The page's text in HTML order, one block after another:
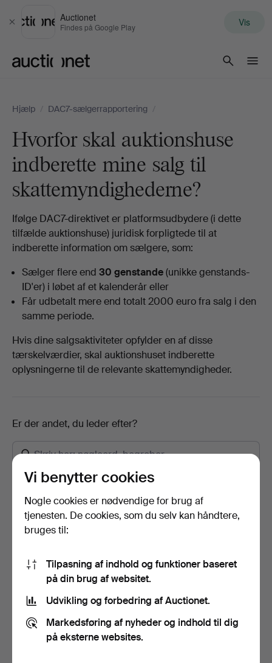
Luk
Auctionet
Findes på Google Play Vis
Hjælp / DAC7-sælgerrapportering /
Hvorfor skal auktionshuse
indberette mine salg til
skattemyndighederne?
Ifølge DAC7-direktivet er platformsudbydere (i dette
tilfælde auktionshuse) juridisk forpligtede til at
indberette information om sælgere, som:
Sælger flere end 30 genstande(unikke genstands-
ID'er) i løbet af et kalenderår eller
Får udbetalt mere end totalt 2000 euro fra salg i den
samme periode.
Hvis dine salgsaktiviteter opfylder en af disse
tærskelværdier, skal auktionshuset indberette
oplysningerne til de relevante skattemyndigheder.
Er der andet, du leder efter?
Kan jeg følge transporten med et kollinummer?
Hvordan betaler jeg?
Hvordan kan jeg se, om Auctionet.com har modtaget
min betaling?
Hvorfor kan jeg ikke komplettere mine oplysninger?
Hvordan ændrer jeg mine person- og
kontaktoplysninger?
Vi benytter cookies
Nogle cookies er nødvendige for brug af
tjenesten. De cookies, som du selv kan håndtere,
bruges til:
Tilpasning af indhold og funktioner baseret
på din brug af websitet.
Udvikling og forbedring af Auctionet.
Markedsføring af nyheder og indhold til dig
på eksterne websites.